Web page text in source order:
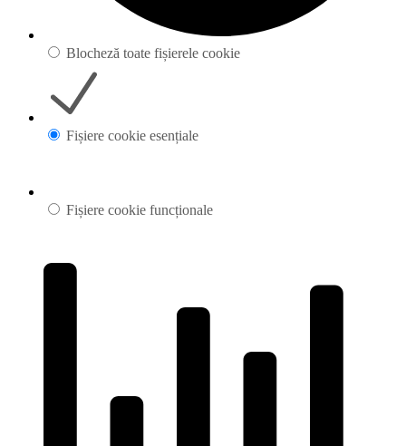
Blocheză toate fișierele cookie
Fișiere cookie esențiale
Fișiere cookie funcționale